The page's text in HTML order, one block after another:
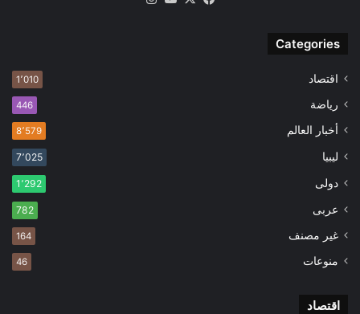
Categories
اقتصاد 1٬010
رياضة 446
أخبار العالم 8٬579
ليبيا 7٬025
دولى 1٬292
عربى 782
غير مصنف 164
منوعات 46
اقتصاد